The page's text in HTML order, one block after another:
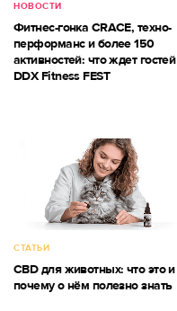
НОВОСТИ
Фитнес-гонка CRACE, техно-
перформанс и более 150
активностей: что ждет гостей
DDX Fitness FEST
СТАТЬИ
CBD для животных: что это и
почему о нём полезно знать